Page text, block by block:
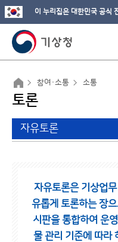
이 누리집은 대한민국 공식
참여·소통 소통
토론
자유토론
자유토론은 기상업
유롭게 토론하는 장
시판을 통합하여 운
물 관리 기준에 따라